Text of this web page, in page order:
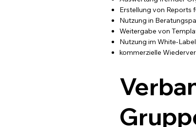
Erstellung von Reports
Nutzung in
Weitergabe von
Nutzung im White-
kommerzielle